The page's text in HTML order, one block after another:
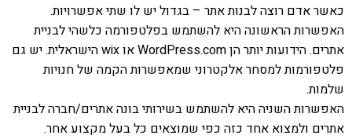
כאשר אדם רוצה לבנות אתר – בגדול יש לו שתי אפשרויות.
האפשרות הראשונה היא להשתמש בפלטפורמה כלשהי לבניית
אתרים. הידועות יותר הן WordPress.com או wix הישראלית. יש גם
פלטפורמות למסחר אלקטרוני שמאפשרות הקמה של חנויות
שלמות.
האפשרות השניה היא להשתמש בשירותי בונה אתרים/חברה לבניית
אתרים ולמצוא אחד כזה כפי שמוצאים כל בעל מקצוע אחר.